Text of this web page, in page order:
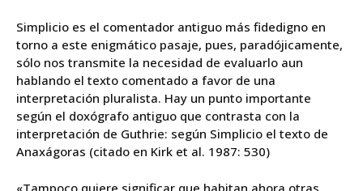
Simplicio es el comentador antiguo más fidedigno en
torno a este enigmático pasaje, pues, paradójicamente,
sólo nos transmite la necesidad de evaluarlo aun
hablando el texto comentado a favor de una
interpretación pluralista. Hay un punto importante
según el doxógrafo antiguo que contrasta con la
interpretación de Guthrie: según Simplicio el texto de
Anaxágoras (citado en Kirk et al. 1987: 530)
«Tampoco quiere significar que habitan ahora otras